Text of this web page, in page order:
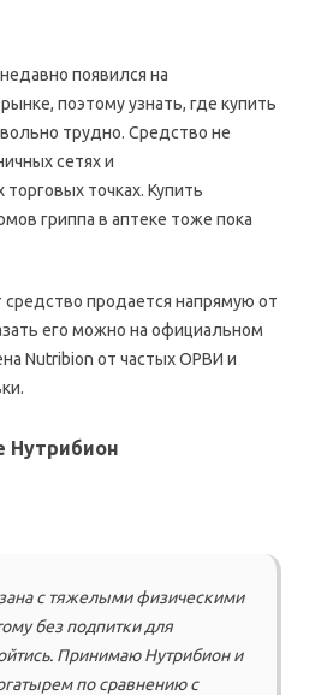
появился на
поэтому узнать, где купить
трудно. Средство не
сетях и
точках. Купить
гриппа в аптеке тоже пока
продается напрямую от
его можно на официальном
Nutribion от частых ОРВИ и
Нутрибион
с тяжелыми физическими
без подпитки для
Принимаю Нутрибион и
по сравнению с